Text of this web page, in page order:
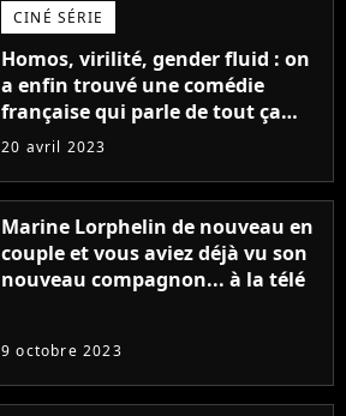
CINÉ SÉRIE
Homos, virilité, gender fluid : on
a enfin trouvé une comédie
française qui parle de tout ça
sans être super ringarde
20 avril 2023
Marine Lorphelin de nouveau en
couple et vous aviez déjà vu son
nouveau compagnon... à la télé
9 octobre 2023